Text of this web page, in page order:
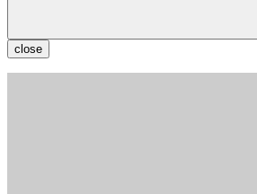
close